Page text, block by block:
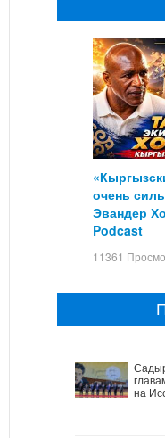
очень
Эвандер
Podcast
11361
на